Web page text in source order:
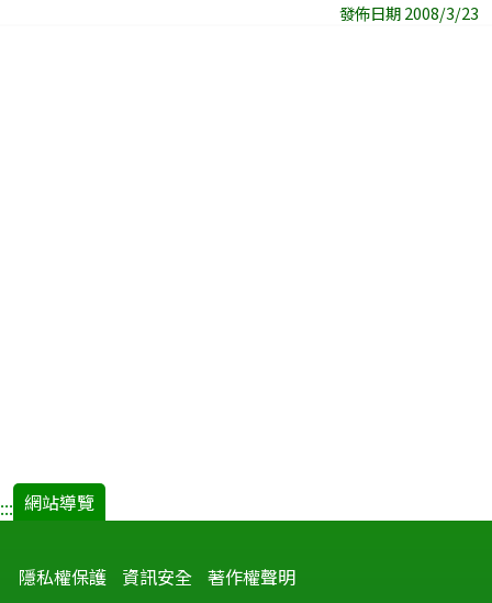
發佈日期 2008/3/23
::: 網站導覽
隱私權保護 資訊安全 著作權聲明